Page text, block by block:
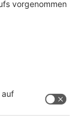
als eine
Einflüsse
Dabei
zu
of Stars" zu